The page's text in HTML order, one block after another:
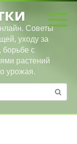
Советы
уходу за
борьбе с
растений
урожая.